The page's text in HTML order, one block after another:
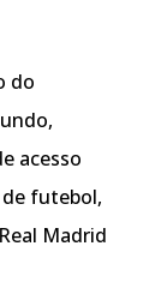
do
acesso
de futebol,
Madrid